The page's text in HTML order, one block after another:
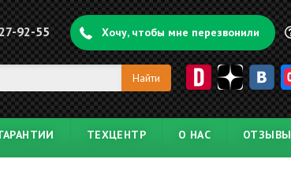
92-55 Хочу, чтобы мне перезвонили
ГАРАНТИИ ТЕХЦЕНТР О НАС ОТЗЫВЫ